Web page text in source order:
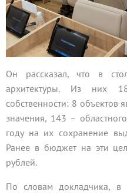
Он рассказал, что в
архитектуры. Из них
собственности: 8 объектов
значения, 143 –
году на их сохранение
Ранее в бюджет на эти
рублей.
По словам докладчика, в